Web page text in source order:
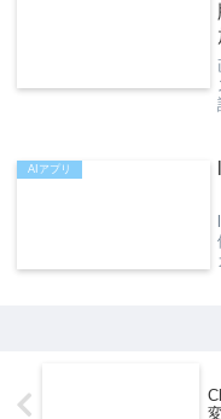
AIアプリ